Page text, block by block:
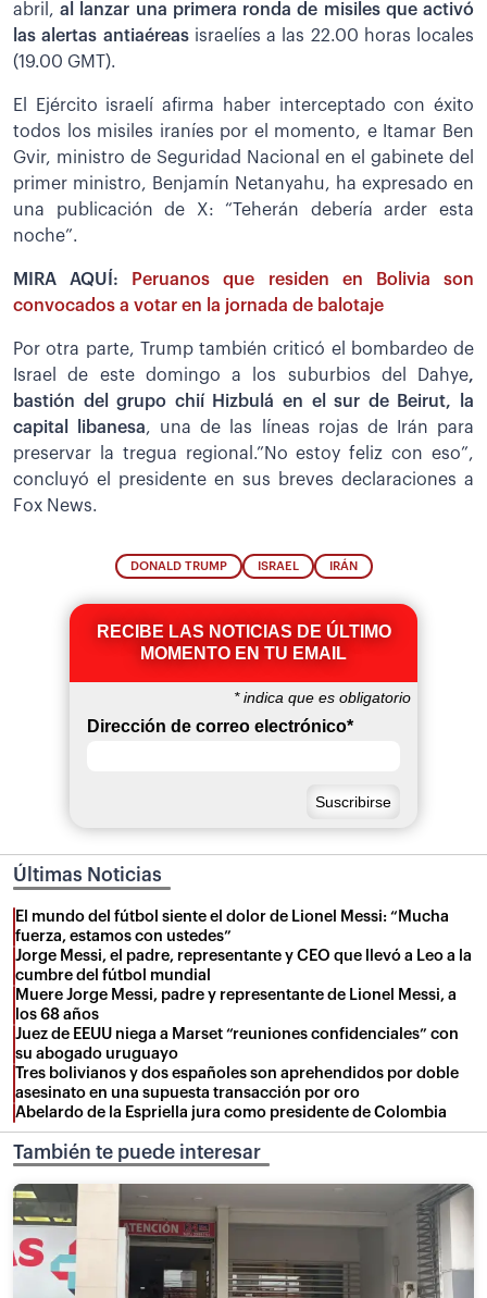
abril, al lanzar una primera ronda de misiles que activó
las alertas antiaéreasisraelíes a las 22.00 horas locales
(19.00 GMT).
El Ejército israelí afirma haber interceptado con éxito
todos los misiles iraníes por el momento, e Itamar Ben
Gvir, ministro de Seguridad Nacional en el gabinete del
primer ministro, Benjamín Netanyahu, ha expresado en
una publicación de X: “Teherán debería arder esta
noche”.
MIRA AQUÍ:
Peruanos que residen en Bolivia son
convocados a votar en la jornada de balotaje
Por otra parte, Trump también criticó el bombardeo de
Israel de este domingo a los suburbios del Dahye,
bastión del grupo chií Hizbulá en el sur de Beirut, la
capital libanesa, una de las líneas rojas de Irán para
preservar la tregua regional.”No estoy feliz con eso”,
concluyó el presidente en sus breves declaraciones a
Fox News.
DONALD TRUMP ISRAEL IRÁN
RECIBE LAS NOTICIAS DE ÚLTIMO
MOMENTO EN TU EMAIL
*indica que es obligatorio
Dirección de correo electrónico*
Últimas Noticias
El mundo del fútbol siente el dolor de Lionel Messi: “Mucha
fuerza, estamos con ustedes”
Jorge Messi, el padre, representante y CEO que llevó a Leo a la
cumbre del fútbol mundial
Muere Jorge Messi, padre y representante de Lionel Messi, a
los 68 años
Juez de EEUU niega a Marset “reuniones confidenciales” con
su abogado uruguayo
Tres bolivianos y dos españoles son aprehendidos por doble
asesinato en una supuesta transacción por oro
Abelardo de la Espriella jura como presidente de Colombia
También te puede interesar